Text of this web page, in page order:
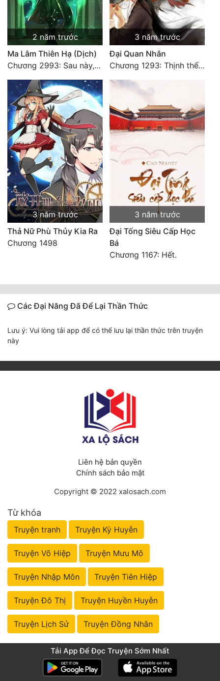
2 năm trước
Ma Lâm Thiên Hạ (Dịch)
Chương 2993: Sau này, ta sẽ ăn món vịt quay (Đại Kết Cục)
3 năm trước
Đại Quan Nhân
Chương 1293: Thịnh thế Bạch Liên. Hết.
3 năm trước
Thả Nữ Phù Thủy Kia Ra
Chương 1498
3 năm trước
Đại Tống Siêu Cấp Học
Bá
Chương 1167: Hết.
Các Đại Năng Đã Để Lại Thần Thức
Lưu ý: Vui lòng tải app để có thể lưu lại thần thức trên truyện
này
Liên hệ bản quyền
Chính sách bảo mật
Copyright © 2022 xalosach.com
Từ khóa
Truyện tranh Truyện Kỳ Huyễn
Truyện Võ Hiệp Truyện Mưu Mô
Truyện Nhập Môn Truyện Tiên Hiệp
Truyện Đô Thị Truyện Huyền Huyễn
Truyện Lịch Sử Truyện Đồng Nhân
Tải App Để Đọc Truyện Sớm Nhất